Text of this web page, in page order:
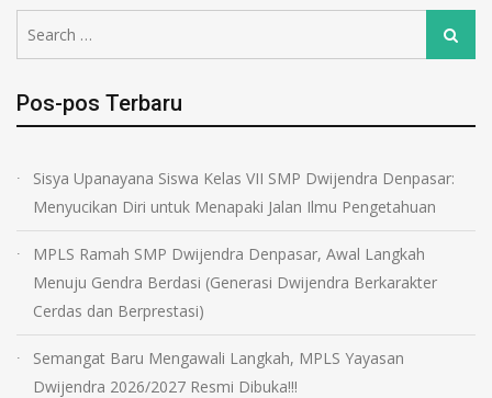
Pos-pos Terbaru
Sisya Upanayana Siswa Kelas VII SMP Dwijendra Denpasar:
Menyucikan Diri untuk Menapaki Jalan Ilmu Pengetahuan
MPLS Ramah SMP Dwijendra Denpasar, Awal Langkah
Menuju Gendra Berdasi (Generasi Dwijendra Berkarakter
Cerdas dan Berprestasi)
Semangat Baru Mengawali Langkah, MPLS Yayasan
Dwijendra 2026/2027 Resmi Dibuka!!!